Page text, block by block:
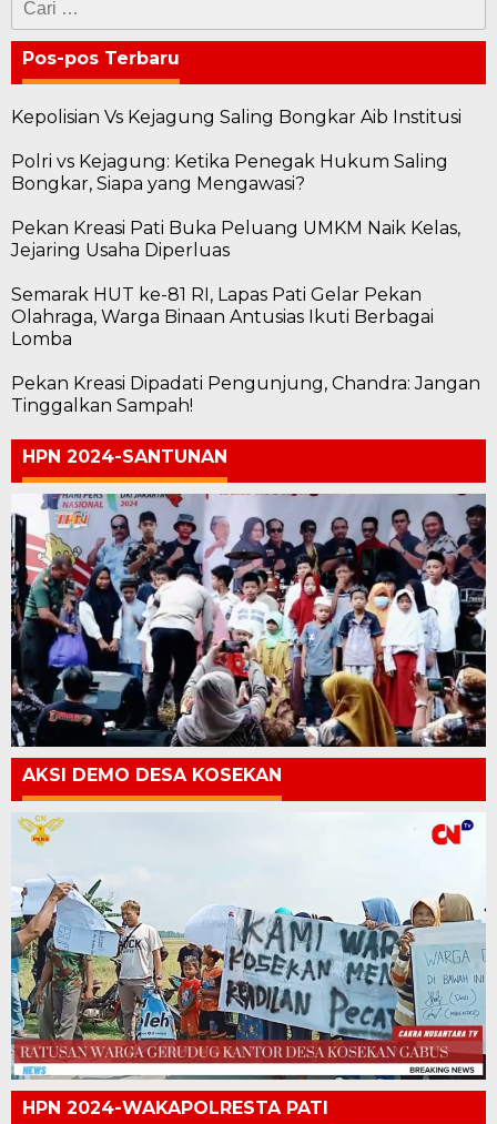
untuk:
Pos-pos Terbaru
Kepolisian Vs Kejagung Saling Bongkar Aib Institusi
Polri vs Kejagung: Ketika Penegak Hukum Saling
Bongkar, Siapa yang Mengawasi?
Pekan Kreasi Pati Buka Peluang UMKM Naik Kelas,
Jejaring Usaha Diperluas
Semarak HUT ke-81 RI, Lapas Pati Gelar Pekan
Olahraga, Warga Binaan Antusias Ikuti Berbagai
Lomba
Pekan Kreasi Dipadati Pengunjung, Chandra: Jangan
Tinggalkan Sampah!
HPN 2024-SANTUNAN
AKSI DEMO DESA KOSEKAN
HPN 2024-WAKAPOLRESTA PATI